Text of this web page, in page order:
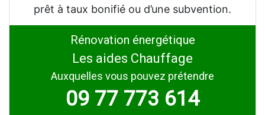
prêt à taux bonifié ou d’une subvention.
Rénovation énergétique
Les aides Chauffage
Auxquelles vous pouvez prétendre
09 77 773 614